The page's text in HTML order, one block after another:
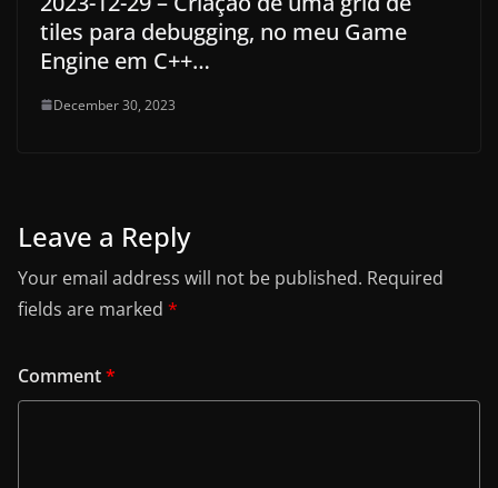
tiles para debugging, no meu Game
Engine em C++…
December 30, 2023
Leave a Reply
Your email address will not be published. Required
fields are marked *
Comment*